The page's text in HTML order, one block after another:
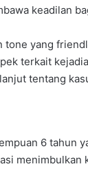
keadilan
tone yang
terkait
tentang
6 tahun
menimbulkan